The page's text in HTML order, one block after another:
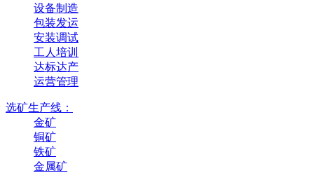
设备制造
包装发运
安装调试
工人培训
达标达产
运营管理
选矿生产线：
金矿
铜矿
铁矿
金属矿